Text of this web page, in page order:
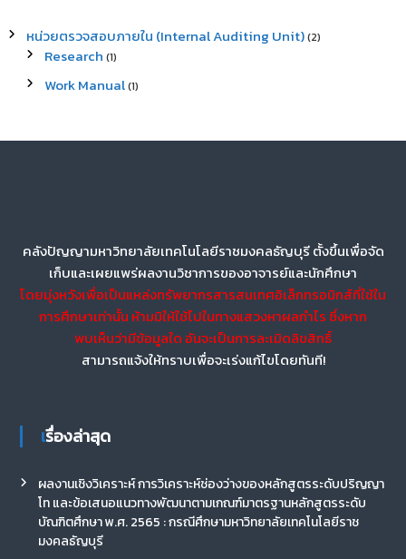
หน่วยตรวจสอบภายใน (Internal Auditing Unit)(2)
Research (1)
Work Manual(1)
คลังปัญญามหาวิทยาลัยเทคโนโลยีราชมงคลธัญบุรี ตั้งขึ้นเพื่อจัด
เก็บและเผยแพร่ผลงานวิชาการของอาจารย์และนักศึกษา
โดยมุ่งหวังเพื่อเป็นแหล่งทรัพยากรสารสนเทศอิเล็กทรอนิกส์ที่ใช้ใน
การศึกษาเท่านั้น ห้ามมิให้ใช้ไปในทางแสวงหาผลกำไร ซึ่งหาก
พบเห็นว่ามีข้อมูลใด อันจะเป็นการละเมิดลิขสิทธิ์
สามารถแจ้งให้ทราบเพื่อจะเร่งแก้ไขโดยทันที!
เรื่องล่าสุด
ผลงานเชิงวิเคราะห์ การวิเคราะห์ช่องว่างของหลักสูตรระดับปริญญา
โท และข้อเสนอแนวทางพัฒนาตามเกณฑ์มาตรฐานหลักสูตรระดับ
บัณฑิตศึกษา พ.ศ. 2565 : กรณีศึกษามหาวิทยาลัยเทคโนโลยีราช
มงคลธัญบุรี